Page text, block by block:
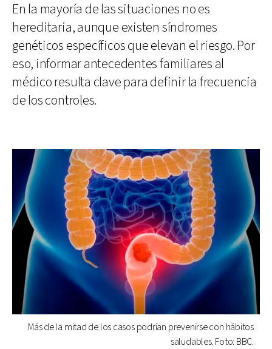
En la mayoría de las situaciones no es
hereditaria, aunque existen síndromes
genéticos específicos que elevan el riesgo. Por
eso, informar antecedentes familiares al
médico resulta clave para definir la frecuencia
de los controles.
Más de la mitad de los casos podrían prevenirse con hábitos
saludables. Foto: BBC.